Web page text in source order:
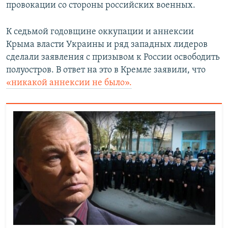
провокации со стороны российских военных.
К седьмой годовщине оккупации и аннексии
Крыма власти Украины и ряд западных лидеров
сделали заявления с призывом к России освободить
полуостров. В ответ на это в Кремле заявили, что
«никакой аннексии не было».